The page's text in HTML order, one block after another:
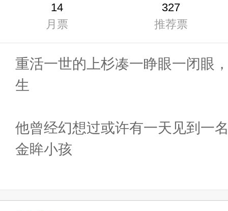
14
月票
327
推荐票
重活一世的上杉凑一睁眼一闭眼
生
他曾经幻想过或许有一天见到一
金眸小孩
只是这里并非龙族，而更像是你